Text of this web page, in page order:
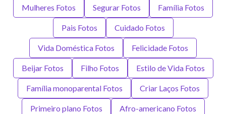
Mulheres Fotos Segurar Fotos Família Fotos
Pais Fotos Cuidado Fotos
Vida Doméstica Fotos Felicidade Fotos
Beijar Fotos Filho Fotos Estilo de Vida Fotos
Família monoparental Fotos Criar Laços Fotos
Primeiro plano Fotos Afro-americano Fotos